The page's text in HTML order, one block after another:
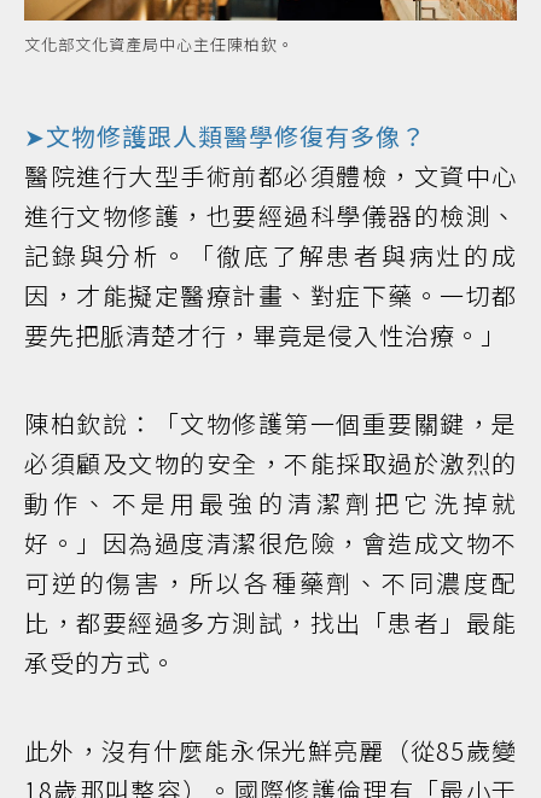
文化部文化資產局中心主任陳柏欽。
➤文物修護跟人類醫學修復有多像？
醫院進行大型手術前都必須體檢，文資中心
進行文物修護，也要經過科學儀器的檢測、
記錄與分析。「徹底了解患者與病灶的成
因，才能擬定醫療計畫、對症下藥。一切都
要先把脈清楚才行，畢竟是侵入性治療。」
陳柏欽說：「文物修護第一個重要關鍵，是
必須顧及文物的安全，不能採取過於激烈的
動作、不是用最強的清潔劑把它洗掉就
好。」因為過度清潔很危險，會造成文物不
可逆的傷害，所以各種藥劑、不同濃度配
比，都要經過多方測試，找出「患者」最能
承受的方式。
此外，沒有什麼能永保光鮮亮麗（從85歲變
18歲那叫整容）。國際修護倫理有「最小干